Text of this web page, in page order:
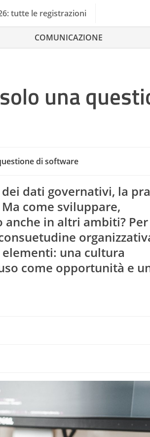
tutte le registrazioni
COMUNICAZIONE
una
di software
dati governativi, la
come sviluppare,
in altri ambiti?
una cultura
come opportunità e